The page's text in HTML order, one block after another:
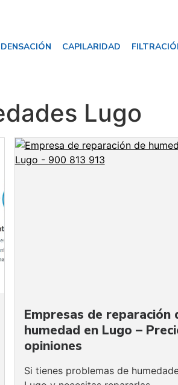
CAPILARIDAD
Lugo
Empresas de reparación
humedad en Lugo –
opiniones
Si tienes problemas de